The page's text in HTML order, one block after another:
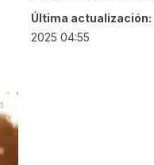
Última actualización:
2025 04:55